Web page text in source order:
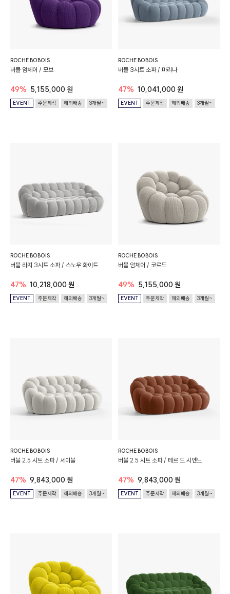
ROCHE BOBOIS
버블 암체어 / 모브
49% 5,155,000 원
EVENT 주문제작 해외배송 3개월~
ROCHE BOBOIS
버블 3시트 소파 / 마리나
47% 10,041,000 원
EVENT 주문제작 해외배송 3개월~
ROCHE BOBOIS
버블 라지 3시트 소파 / 스노우 화이트
47% 10,218,000 원
EVENT 주문제작 해외배송 3개월~
ROCHE BOBOIS
버블 암체어 / 코르드
49% 5,155,000 원
EVENT 주문제작 해외배송 3개월~
ROCHE BOBOIS
버블 2.5 시트 소파 / 세이블
47% 9,843,000 원
EVENT 주문제작 해외배송 3개월~
ROCHE BOBOIS
버블 2.5 시트 소파 / 테르 드 시엔느
47% 9,843,000 원
EVENT 주문제작 해외배송 3개월~